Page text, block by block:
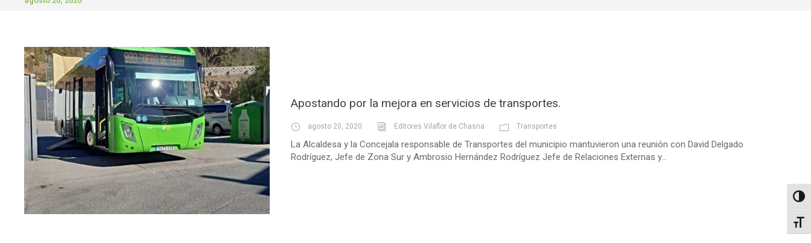
Apostando por la mejora en servicios de transportes.
agosto 20, 2020 Editores Vilaflor de Chasna Transportes
La Alcaldesa y la Concejala responsable de Transportes del municipio mantuvieron una reunión con David Delgado
Rodríguez, Jefe de Zona Sur y Ambrosio Hernández Rodríguez Jefe de Relaciones Externas y...